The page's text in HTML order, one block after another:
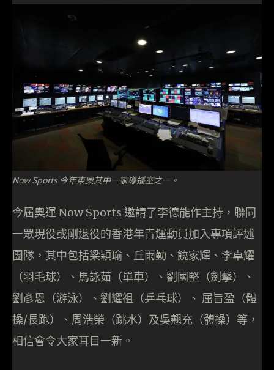
Now Sports 今年東奧其中一家導播室之一。
今屆奧運 Now Sports 邀請了李德能作主持，聯同
一眾現役或剛退役的香港年青運動員加入專項評述
團隊，其中包括梁穎瑜、丘雨勤、饒家輝、李卓耀
（羽毛球）、馬詠茹（單車）、劉國堅（劍擊）、
劉彥恩（游泳）、劉耀祖（乒乓球）、 屈旨盈（體
操/長跑）、周浩榮（跳水）及吳翹充（體操）等，
相信會令大家耳目一新。